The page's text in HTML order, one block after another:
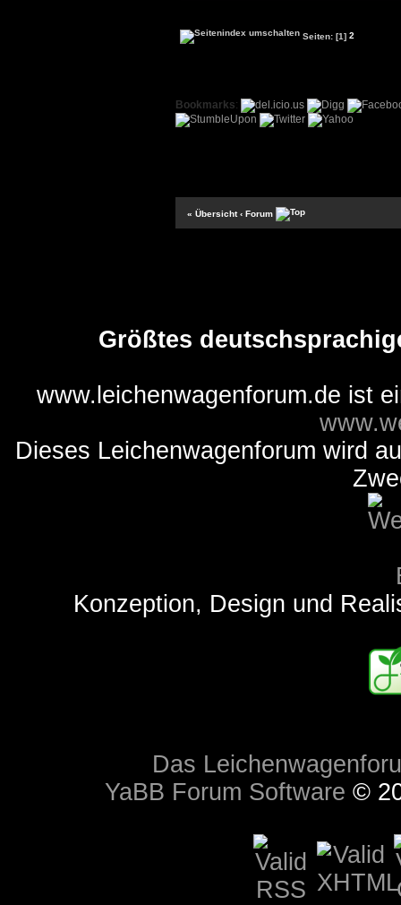
Seiten: [1] 2
Bookmarks:
« Übersicht ‹ Forum
Größtes
www.leichenwagenforum.de ist
Dieses Leichenwagenforum wird
Konzeption, Design und
Das
YaBB Forum Software ©